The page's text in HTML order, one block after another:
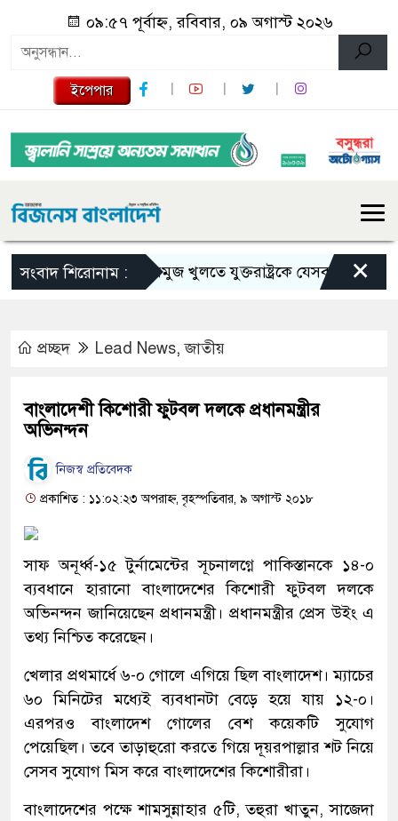
০৯:৫৭ পূর্বাহ্ন, রবিবার, ০৯ অগাস্ট ২০২৬
ইপেপার
সংবাদ শিরোনাম :হরমুজ খুলতে যুক্তরাষ্ট্রকে যেসব শর্ত দিল ইরান
×
প্রচ্ছদ Lead News,জাতীয়
বাংলাদেশী কিশোরী ফুটবল দলকে প্রধানমন্ত্রীর
অভিনন্দন
নিজস্ব প্রতিবেদক
প্রকাশিত : ১১:০২:২৩ অপরাহ্ন, বৃহস্পতিবার, ৯ অগাস্ট ২০১৮
সাফ অনূর্ধ্ব-১৫ টুর্নামেন্টের সূচনালগ্নে পাকিস্তানকে ১৪-০
ব্যবধানে হারানো বাংলাদেশের কিশোরী ফুটবল দলকে
অভিনন্দন জানিয়েছেন প্রধানমন্ত্রী। প্রধানমন্ত্রীর প্রেস উইং এ
তথ্য নিশ্চিত করেছেন।
খেলার প্রথমার্ধে ৬-০ গোলে এগিয়ে ছিল বাংলাদেশ। ম্যাচের
৬০ মিনিটের মধ্যেই ব্যবধানটা বেড়ে হয়ে যায় ১২-০।
এরপরও বাংলাদেশ গোলের বেশ কয়েকটি সুযোগ
পেয়েছিল। তবে তাড়াহুরো করতে গিয়ে দূয়রপাল্লার শট নিয়ে
সেসব সুযোগ মিস করে বাংলাদেশের কিশোরীরা।
বাংলাদেশের পক্ষে শামসুন্নাহার ৫টি, তহুরা খাতুন, সাজেদা